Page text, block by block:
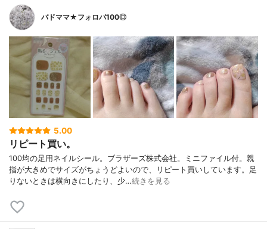
バドママ★フォロバ100◎
5.00
リピート買い。
100均の足用ネイルシール。ブラザーズ株式会社。ミニファイル付。親
指が大きめでサイズがちょうどよいので、リピート買いしています。足
りないときは横向きにしたり、少…続きを見る